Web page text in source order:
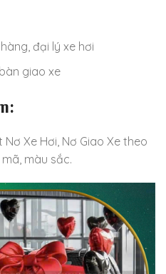
đại lý xe hơi
giao xe
Xe Hơi, Nơ Giao Xe theo
màu sắc.